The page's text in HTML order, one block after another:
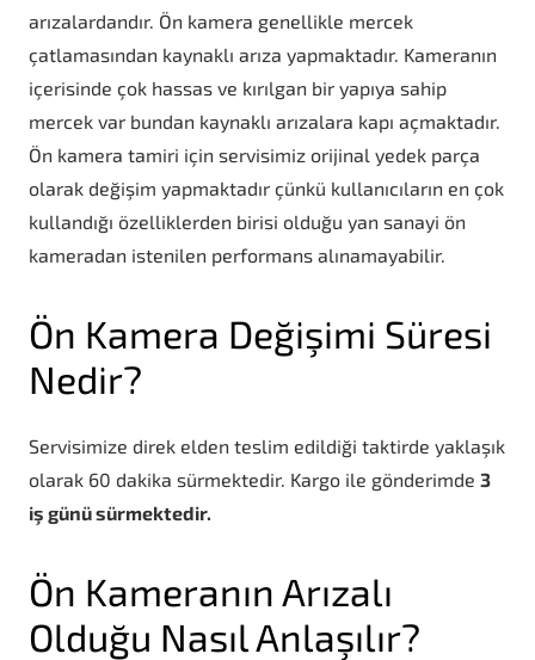
arızalardandır. Ön kamera genellikle mercek
çatlamasından kaynaklı arıza yapmaktadır. Kameranın
içerisinde çok hassas ve kırılgan bir yapıya sahip
mercek var bundan kaynaklı arızalara kapı açmaktadır.
Ön kamera tamiri için servisimiz orijinal yedek parça
olarak değişim yapmaktadır çünkü kullanıcıların en çok
kullandığı özelliklerden birisi olduğu yan sanayi ön
kameradan istenilen performans alınamayabilir.
Ön Kamera Değişimi Süresi
Nedir?
Servisimize direk elden teslim edildiği taktirde yaklaşık
olarak 60 dakika sürmektedir. Kargo ile gönderimde 3
iş günü sürmektedir.
Ön Kameranın Arızalı
Olduğu Nasıl Anlaşılır?